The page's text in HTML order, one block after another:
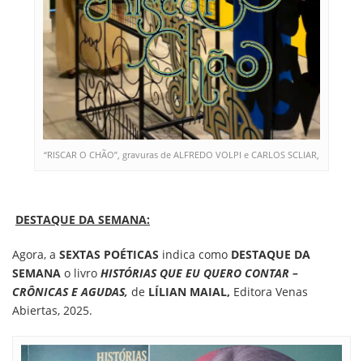
“RISCAR O CHÃO”, gravuras de ALFREDO VOLPI e CARLOS SCLIAR,
DESTAQUE DA SEMANA:
Agora, a SEXTAS POÉTICAS indica como DESTAQUE DA
SEMANA o livro HISTÓRIAS QUE EU QUERO CONTAR –
CRÔNICAS E AGUDAS, de LÍLIAN MAIAL, Editora Venas
Abiertas, 2025.